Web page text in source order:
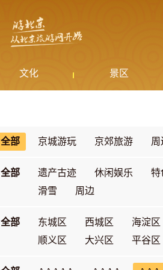
文化 景区
全部 京城游玩 京郊旅游 周
全部 遗产古迹 休闲娱乐
特
滑雪
周边
全部 东城区 西城区
海淀区
顺义区
大兴区 平谷区